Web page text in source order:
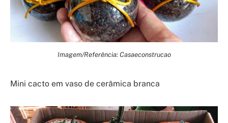
Imagem/Referência: Casaeconstrucao
Mini cacto em vaso de cerâmica branca